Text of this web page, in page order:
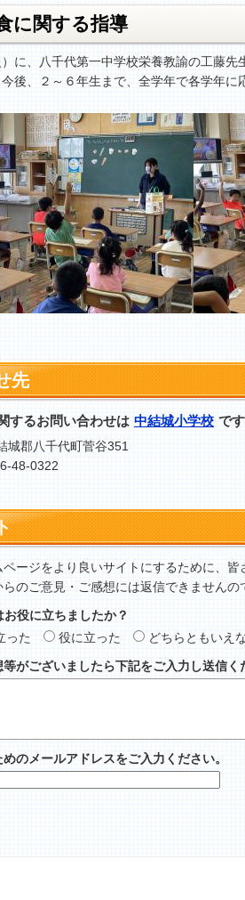
に関する指導
）に、八千代第一中学校栄養教諭の工藤
後、２～６年生まで、全学年で各学年
先
するお問い合わせは 中結城小学校 で
郡八千代町菅谷351
48-0322
ページをより良いサイトにするために、
らのご意見・ご感想には返信できませんの
役に立ちましたか？
った
役に立った
どちらともいえ
等がございましたら下記をご入力し送信く
のメールアドレスをご入力ください。